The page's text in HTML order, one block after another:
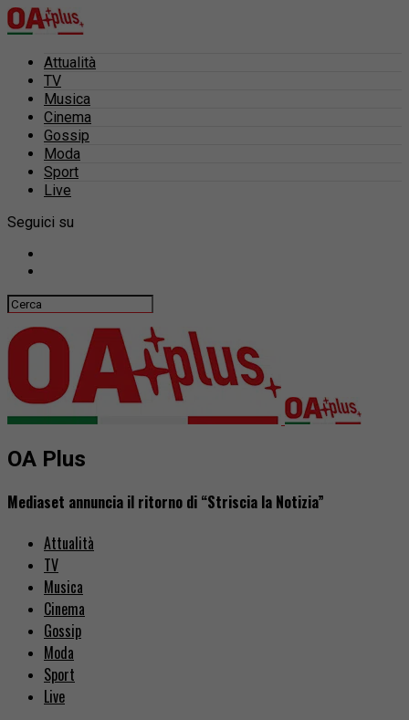
Attualità
TV
Musica
Cinema
Gossip
Moda
Sport
Live
Seguici su
OA Plus
Mediaset annuncia il ritorno di “Striscia la Notizia”
Attualità
TV
Musica
Cinema
Gossip
Moda
Sport
Live